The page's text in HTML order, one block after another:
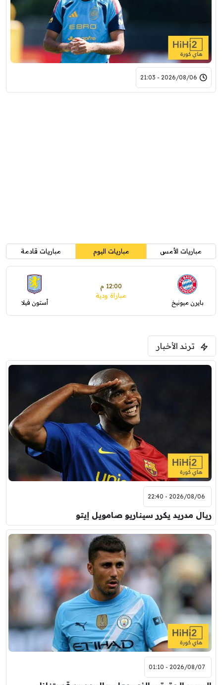
2026/08/06 - 21:03
مباريات الأمس مباريات اليوم مباريات قادمة
بايرن ميونيخ
12:00 م
مباراة ودية
أستون فيلا
ترند الأخبار
2026/08/06 - 22:40
ريال مدريد يكرر سيناريو صامويل إيتو
2026/08/07 - 01:10